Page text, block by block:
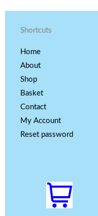
Shortcuts
Home
About
Shop
Basket
Contact
My Account
Reset password